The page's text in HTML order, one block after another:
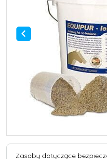
Zasoby dotyczące